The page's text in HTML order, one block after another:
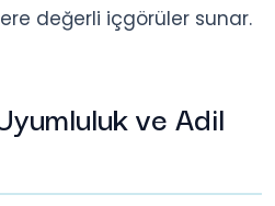
değerli içgörüler sunar.
ve Adil